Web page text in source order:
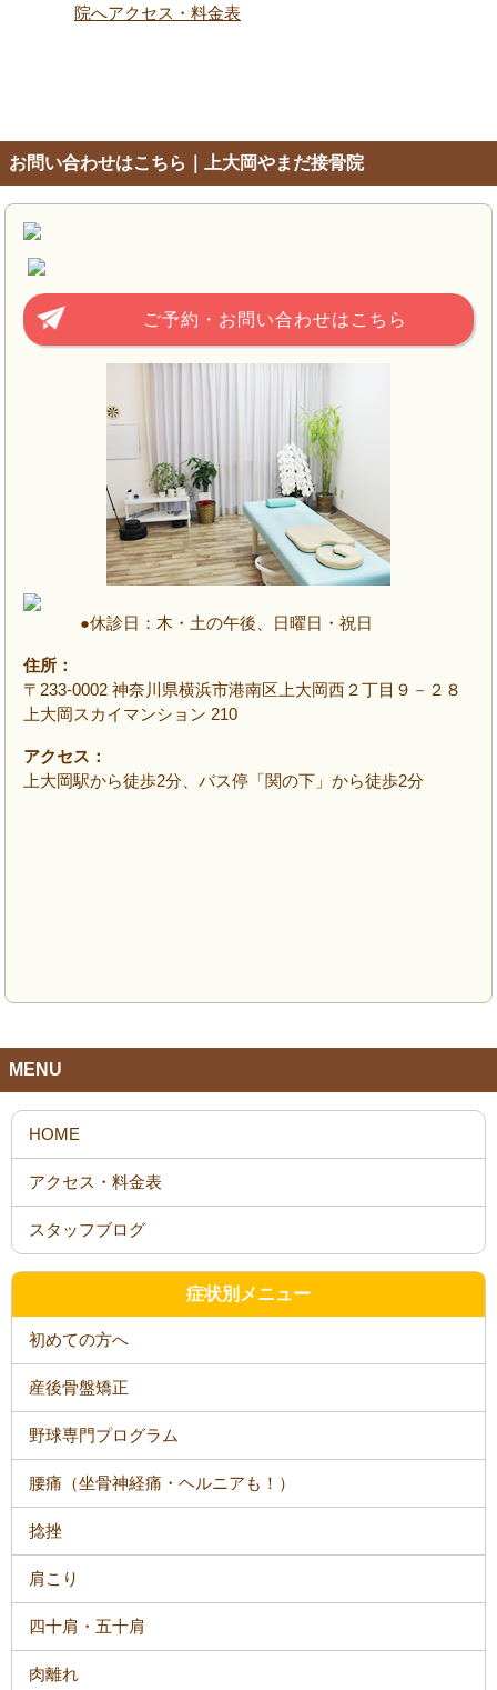
院へアクセス・料金表
お問い合わせはこちら｜上大岡やまだ接骨院
ご予約・お問い合わせはこちら
●休診日：木・土の午後、日曜日・祝日
住所：
〒233-0002 神奈川県横浜市港南区上大岡西２丁目９－２８
上大岡スカイマンション 210
アクセス：
上大岡駅から徒歩2分、バス停「関の下」から徒歩2分
MENU
HOME
アクセス・料金表
スタッフブログ
症状別メニュー
初めての方へ
産後骨盤矯正
野球専門プログラム
腰痛（坐骨神経痛・ヘルニアも！）
捻挫
肩こり
四十肩・五十肩
肉離れ